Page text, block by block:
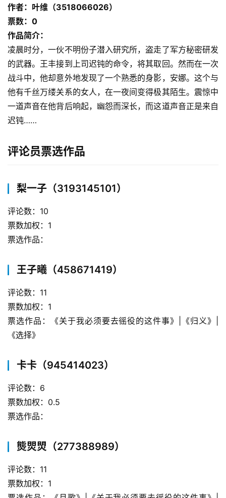
作者：叶维（3518066026）
票数：0
作品简介：
凌晨时分，一伙不明份子潜入研究所，盗走了军方秘密研发
的武器。王丰接到上司迟钝的命令，将其取回。然而在一次
战斗中，他却意外地发现了一个熟悉的身影，安娜。这个与
他有千丝万缕关系的女人，在一夜间变得极其陌生。震惊中
一道声音在他背后响起，幽怨而深长，而这道声音正是来自
迟钝……
评论员票选作品
梨一子（3193145101）
评论数：10
票数加权：1
票选作品：
王子曦（458671419）
评论数：11
票数加权：1
票选作品：《关于我必须要去徭役的这件事》|《归义》|
《选择》
卡卡（945414023）
评论数：6
票数加权：0.5
票选作品：
熋焸焽（277388989）
评论数：11
票数加权：1